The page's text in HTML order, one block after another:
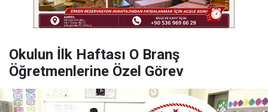
Okulun İlk Haftası O Branş
Öğretmenlerine Özel Görev